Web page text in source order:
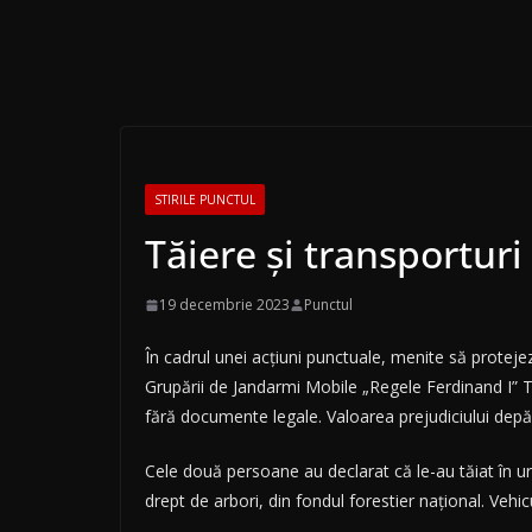
STIRILE PUNCTUL
Tăiere și
19 decembrie 2023 Punctul
În cadrul unei acțiuni punctuale, menite să
Grupării de Jandarmi Mobile „Regele Ferdinand
fără documente legale. Valoarea prejudiciului
Cele două persoane au declarat că le-au tăiat în
drept de arbori, din fondul forestier național.